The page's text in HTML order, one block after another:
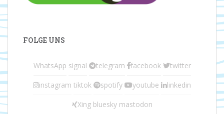
FOLGE UNS
WhatsApp signal telegram facebook twitter
instagram tiktok spotify youtube linkedin
Xing bluesky mastodon